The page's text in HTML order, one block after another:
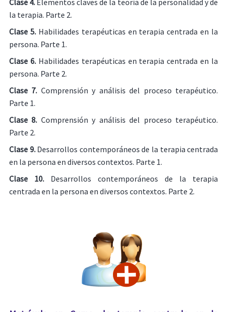
la terapia. Parte 2.
Clase 5.Habilidades terapéuticas en terapia centrada en la
persona. Parte 1.
Clase 6. Habilidades terapéuticas en terapia centrada en la
persona. Parte 2.
Clase 7. Comprensión y análisis del proceso terapéutico.
Parte 1.
Clase 8. Comprensión y análisis del proceso terapéutico.
Parte 2.
Clase 9. Desarrollos contemporáneos de la terapia centrada
en la persona en diversos contextos. Parte 1.
Clase 10. Desarrollos contemporáneos de la terapia
centrada en la persona en diversos contextos. Parte 2.